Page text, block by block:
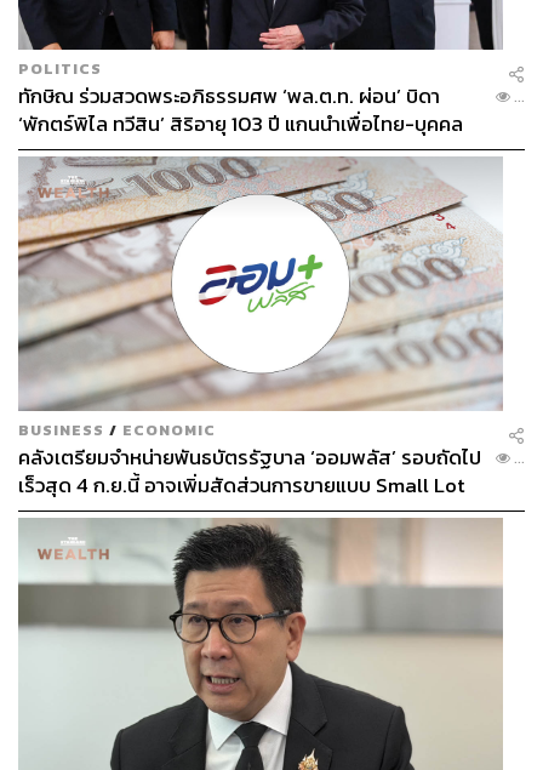
POLITICS
ทักษิณ ร่วมสวดพระอภิธรรมศพ ‘พล.ต.ท. ผ่อน’ บิดา
‘พักตร์พิไล ทวีสิน’ สิริอายุ 103 ปี แกนนำเพื่อไทย-บุคคล
หลากวงการร่วมอาลัย
...
BUSINESS / ECONOMIC
คลังเตรียมจำหน่ายพันธบัตรรัฐบาล ‘ออมพลัส’ รอบถัดไป
เร็วสุด 4 ก.ย.นี้ อาจเพิ่มสัดส่วนการขายแบบ Small Lot
First มากขึ้น
...